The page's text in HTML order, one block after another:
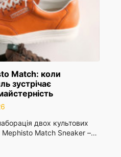
Match: коли
зустрічає
двох культових
Mephisto Match Sneaker –…